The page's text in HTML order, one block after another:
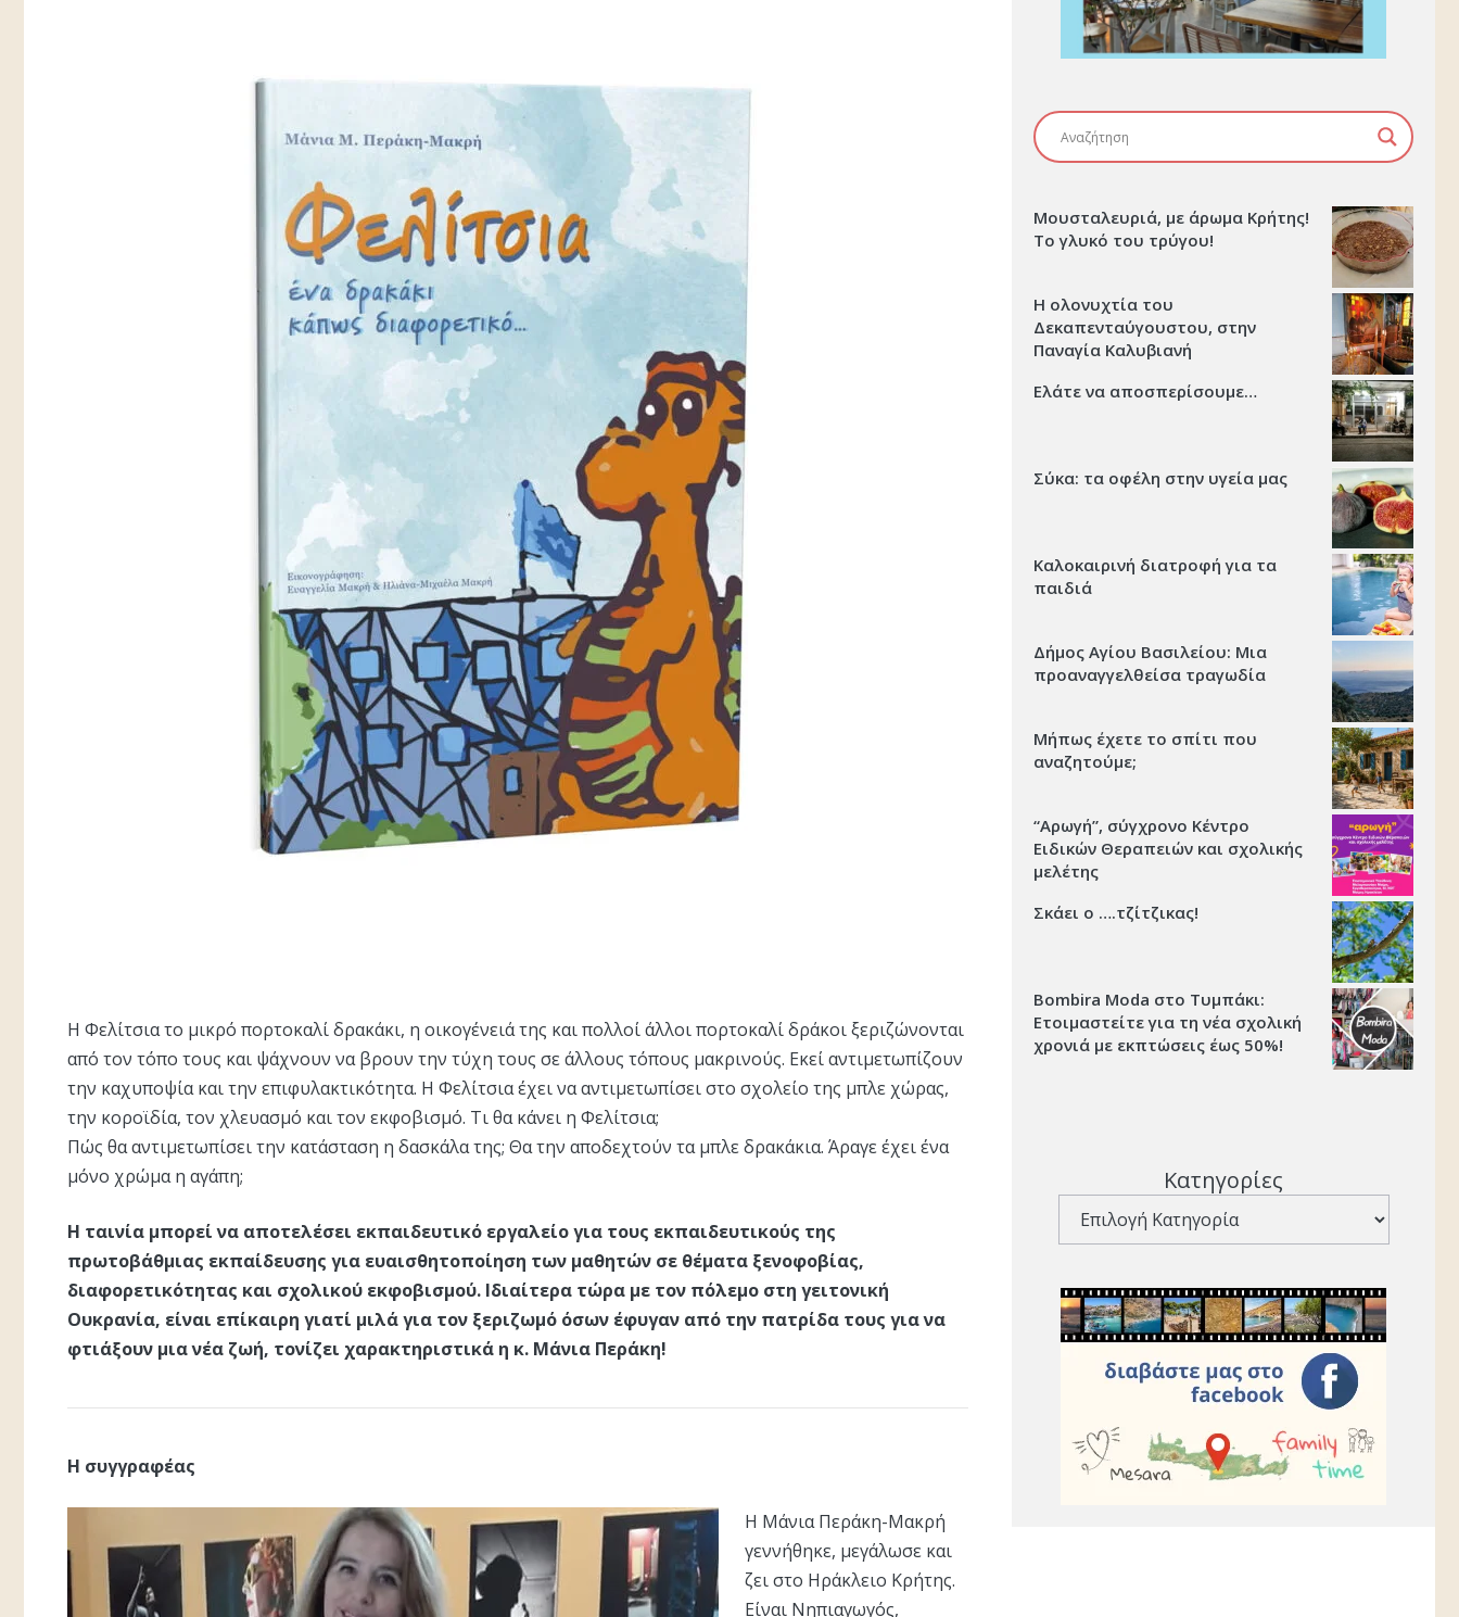
Η Φελίτσια το μικρό πορτοκαλί δρακάκι, η οικογένειά της και πολλοί άλλοι πορτοκαλί δράκοι ξεριζώνονται
από τον τόπο τους και ψάχνουν να βρουν την τύχη τους σε άλλους τόπους μακρινούς. Εκεί αντιμετωπίζουν
την καχυποψία και την επιφυλακτικότητα. Η Φελίτσια έχει να αντιμετωπίσει στο σχολείο της μπλε χώρας,
την κοροϊδία, τον χλευασμό και τον εκφοβισμό. Τι θα κάνει η Φελίτσια;
Πώς θα αντιμετωπίσει την κατάσταση η δασκάλα της; Θα την αποδεχτούν τα μπλε δρακάκια. Άραγε έχει ένα
μόνο χρώμα η αγάπη;
Η ταινία μπορεί να αποτελέσει εκπαιδευτικό εργαλείο για τους εκπαιδευτικούς της
πρωτοβάθμιας εκπαίδευσης για ευαισθητοποίηση των μαθητών σε θέματα ξενοφοβίας,
διαφορετικότητας και σχολικού εκφοβισμού. Ιδιαίτερα τώρα με τον πόλεμο στη γειτονική
Ουκρανία, είναι επίκαιρη γιατί μιλά για τον ξεριζωμό όσων έφυγαν από την πατρίδα τους για να
φτιάξουν μια νέα ζωή, τονίζει χαρακτηριστικά η κ. Μάνια Περάκη!
Η συγγραφέας
Η Μάνια Περάκη-Μακρή
γεννήθηκε, μεγάλωσε και
ζει στο Ηράκλειο Κρήτης.
Είναι Νηπιαγωγός,
Μουσταλευριά, με άρωμα Κρήτης!
Το γλυκό του τρύγου!
Η ολονυχτία του
Δεκαπενταύγουστου, στην
Παναγία Καλυβιανή
Ελάτε να αποσπερίσουμε…
Σύκα: τα οφέλη στην υγεία μας
Καλοκαιρινή διατροφή για τα
παιδιά
Δήμος Αγίου Βασιλείου: Μια
προαναγγελθείσα τραγωδία
Μήπως έχετε το σπίτι που
αναζητούμε;
“Αρωγή”, σύγχρονο Κέντρο
Ειδικών Θεραπειών και σχολικής
μελέτης
Σκάει ο ….τζίτζικας!
Bombira Moda στο Τυμπάκι:
Ετοιμαστείτε για τη νέα σχολική
χρονιά με εκπτώσεις έως 50%!
Κατηγορίες